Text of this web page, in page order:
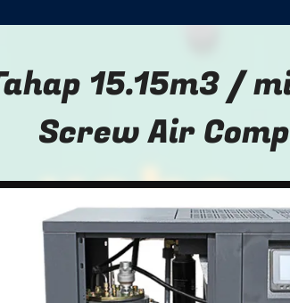
15.15m3 /
Screw Air